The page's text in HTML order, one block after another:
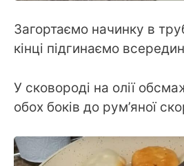
Загортаємо начинку в
кінці підгинаємо
У сковороді на олії
обох боків до рум’яної